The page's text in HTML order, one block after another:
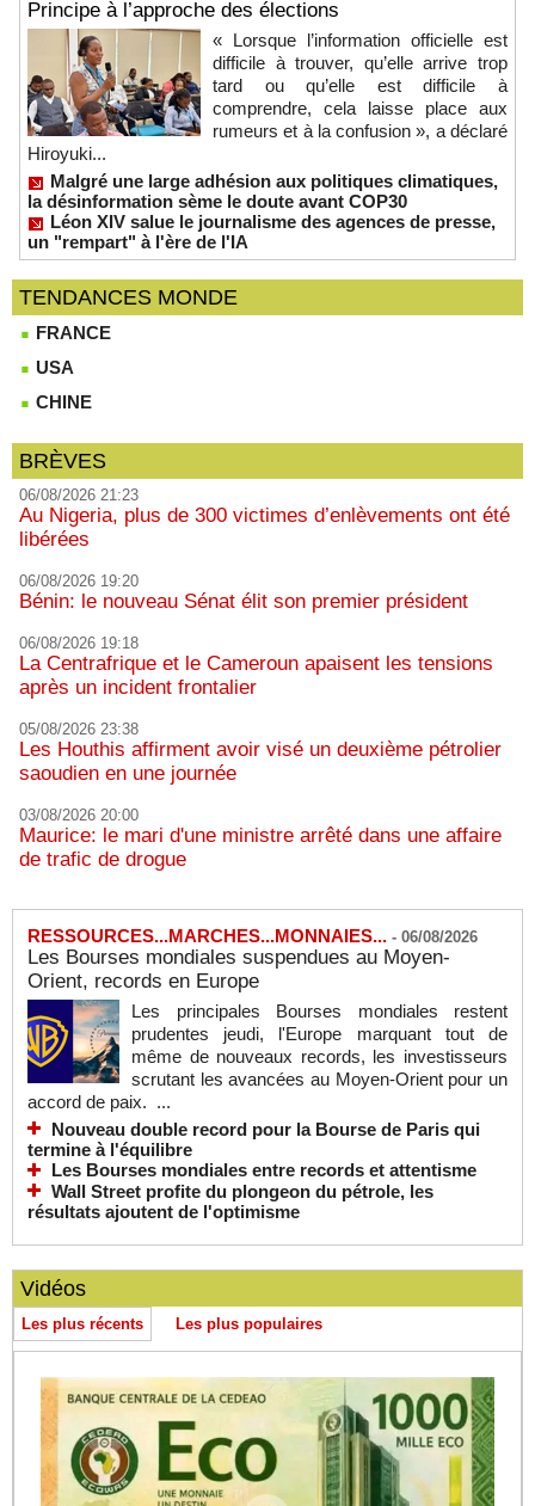
Principe à l’approche des élections
« Lorsque l’information officielle est
difficile à trouver, qu’elle arrive trop
tard ou qu’elle est difficile à
comprendre, cela laisse place aux
rumeurs et à la confusion », a déclaré
Hiroyuki...
Malgré une large adhésion aux politiques climatiques,
la désinformation sème le doute avant COP30
Léon XIV salue le journalisme des agences de presse,
un "rempart" à l'ère de l'IA
TENDANCES MONDE
FRANCE
USA
CHINE
BRÈVES
06/08/2026 21:23
Au Nigeria, plus de 300 victimes d’enlèvements ont été
libérées
06/08/2026 19:20
Bénin: le nouveau Sénat élit son premier président
06/08/2026 19:18
La Centrafrique et le Cameroun apaisent les tensions
après un incident frontalier
05/08/2026 23:38
Les Houthis affirment avoir visé un deuxième pétrolier
saoudien en une journée
03/08/2026 20:00
Maurice: le mari d'une ministre arrêté dans une affaire
de trafic de drogue
RESSOURCES...MARCHES...MONNAIES... - 06/08/2026
Les Bourses mondiales suspendues au Moyen-
Orient, records en Europe
Les principales Bourses mondiales restent
prudentes jeudi, l'Europe marquant tout de
même de nouveaux records, les investisseurs
scrutant les avancées au Moyen-Orient pour un
accord de paix. ...
Nouveau double record pour la Bourse de Paris qui
termine à l'équilibre
Les Bourses mondiales entre records et attentisme
Wall Street profite du plongeon du pétrole, les
résultats ajoutent de l'optimisme
Vidéos
Les plus récents Les plus populaires